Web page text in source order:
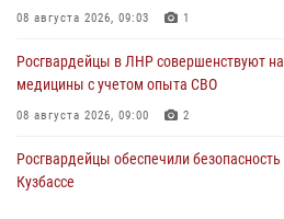
08 августа 2026, 09:03 1
Росгвардейцы в ЛНР совершенствуют
медицины с учетом опыта СВО
08 августа 2026, 09:00 2
Росгвардейцы обеспечили
Кузбассе